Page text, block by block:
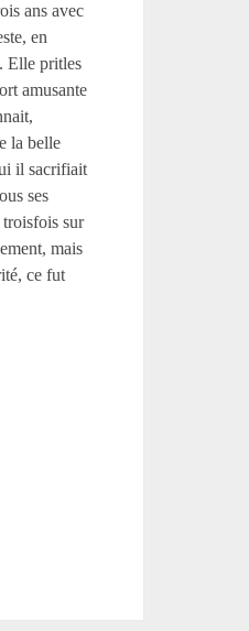
ans avec
en
Elle pritles
amusante
la belle
il sacrifiait
ses
troisfois sur
mais
ce fut